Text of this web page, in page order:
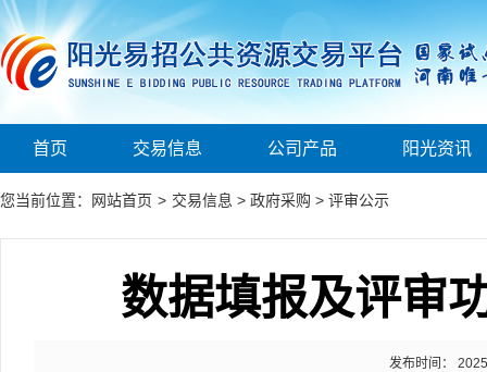
首页 交易信息 公司产品 阳光资讯
您当前位置： 网站首页 > 交易信息 > 政府采购 > 评审公示
数据填报及评审
发布时间：